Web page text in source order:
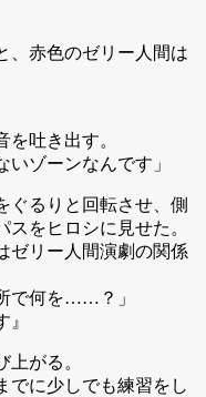
、赤色のゼリー人間は
を吐き出す。
いゾーンなんです」
ぐるりと回転させ、側
をヒロシに見せた。
ゼリー人間演劇の関係
で何を……？」
がる。
でに少しでも練習をし